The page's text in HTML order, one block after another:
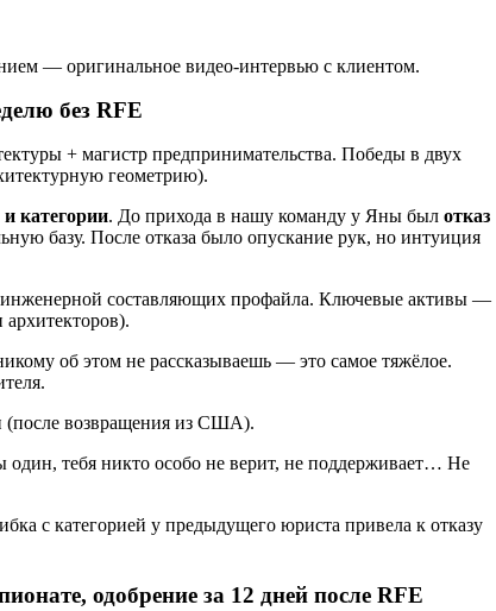
— оригинальное видео-интервью с клиентом.
без RFE
+ магистр предпринимательства. Победы в двух
геометрию).
категории. До прихода в нашу команду у Яны былотказ
базу. После отказа было опускание рук, но интуиция
инженерной составляющих профайла. Ключевые активы —
об этом не рассказываешь — это самое тяжёлое.
(после возвращения из США).
тебя никто особо не верит, не поддерживает… Не
с категорией у предыдущего юриста привела к отказу
одобрение за 12 дней после RFE